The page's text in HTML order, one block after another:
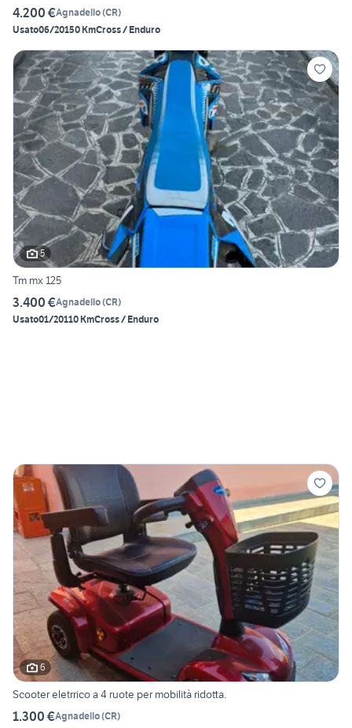
4.200 €Agnadello(CR)
Usato06/20150 KmCross / Enduro
5
Tm mx 125
3.400 €Agnadello(CR)
Usato01/20110 KmCross / Enduro
6
Scooter eletrrico a 4 ruote per mobilità ridotta.
1.300 €Agnadello(CR)